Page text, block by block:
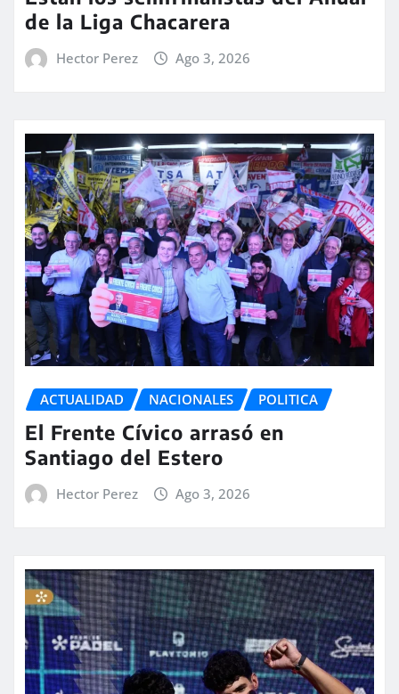
de la Liga Chacarera
Hector Perez Ago 3, 2026
ACTUALIDAD NACIONALES POLITICA
El Frente Cívico arrasó en
Santiago del Estero
Hector Perez Ago 3, 2026